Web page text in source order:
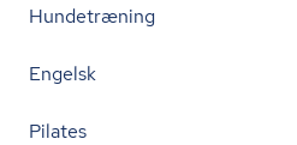
Hundetræning
Engelsk
Pilates